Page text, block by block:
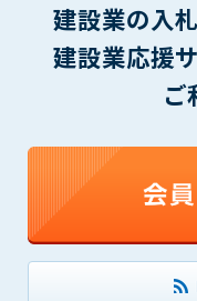
建設業の入
建設業応援
ご
(7) 公序良俗に反する
(8) 犯罪的行為に結び
(9) その他、法律に反す
(10) 建設資料館から
に第三者に提供す
第7条（登録内容の削
管理者は、会員が登録
(1) 登録されている情